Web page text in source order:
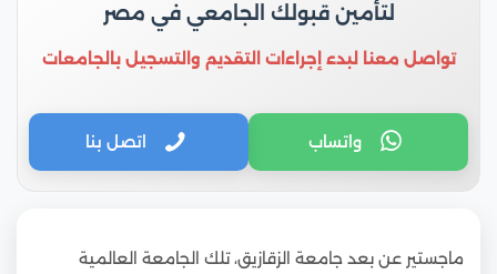
لتأمين قبولك الجامعي في مصر
تواصل معنا لبدء إجراءات التقديم والتسجيل بالجامعات
واتساب اتصل بنا
ماجستير عن بعد جامعة الزقازيق، تلك الجامعة العالمية